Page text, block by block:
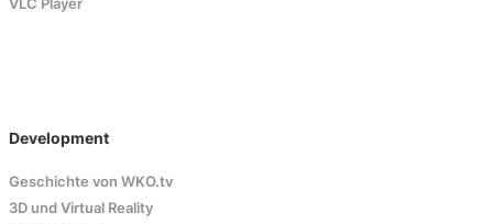
VLC Player
Development
Geschichte von WKO.tv
3D und Virtual Reality